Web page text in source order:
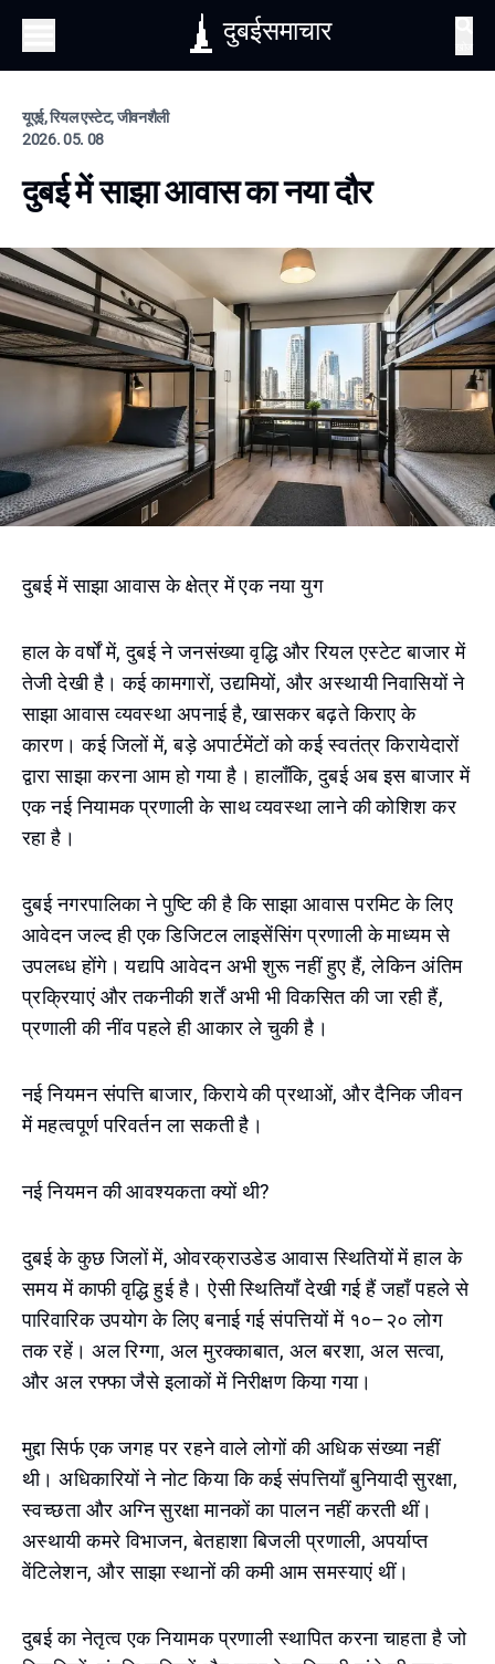
दुबईसमाचार
यूएई, रियल एस्टेट, जीवनशैली
2026. 05. 08
दुबई में साझा आवास का नया दौर
दुबई में साझा आवास के क्षेत्र में एक नया युग
हाल के वर्षों में, दुबई ने जनसंख्या वृद्धि और रियल एस्टेट बाजार में
तेजी देखी है। कई कामगारों, उद्यमियों, और अस्थायी निवासियों ने
साझा आवास व्यवस्था अपनाई है, खासकर बढ़ते किराए के
कारण। कई जिलों में, बड़े अपार्टमेंटों को कई स्वतंत्र किरायेदारों
द्वारा साझा करना आम हो गया है। हालाँकि, दुबई अब इस बाजार में
एक नई नियामक प्रणाली के साथ व्यवस्था लाने की कोशिश कर
रहा है।
दुबई नगरपालिका ने पुष्टि की है कि साझा आवास परमिट के लिए
आवेदन जल्द ही एक डिजिटल लाइसेंसिंग प्रणाली के माध्यम से
उपलब्ध होंगे। यद्यपि आवेदन अभी शुरू नहीं हुए हैं, लेकिन अंतिम
प्रक्रियाएं और तकनीकी शर्तें अभी भी विकसित की जा रही हैं,
प्रणाली की नींव पहले ही आकार ले चुकी है।
नई नियमन संपत्ति बाजार, किराये की प्रथाओं, और दैनिक जीवन
में महत्वपूर्ण परिवर्तन ला सकती है।
नई नियमन की आवश्यकता क्यों थी?
दुबई के कुछ जिलों में, ओवरक्राउडेड आवास स्थितियों में हाल के
समय में काफी वृद्धि हुई है। ऐसी स्थितियाँ देखी गई हैं जहाँ पहले से
पारिवारिक उपयोग के लिए बनाई गई संपत्तियों में १०–२० लोग
तक रहें। अल रिग्गा, अल मुरक्काबात, अल बरशा, अल सत्वा,
और अल रफ्फा जैसे इलाकों में निरीक्षण किया गया।
मुद्दा सिर्फ एक जगह पर रहने वाले लोगों की अधिक संख्या नहीं
थी। अधिकारियों ने नोट किया कि कई संपत्तियाँ बुनियादी सुरक्षा,
स्वच्छता और अग्नि सुरक्षा मानकों का पालन नहीं करती थीं।
अस्थायी कमरे विभाजन, बेतहाशा बिजली प्रणाली, अपर्याप्त
वेंटिलेशन, और साझा स्थानों की कमी आम समस्याएं थीं।
दुबई का नेतृत्व एक नियामक प्रणाली स्थापित करना चाहता है जो